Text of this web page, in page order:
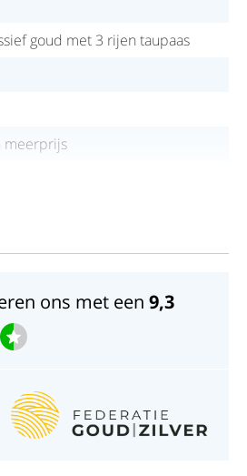
goud met 3 rijen taupaas
meerprijs
ons met een 9,3